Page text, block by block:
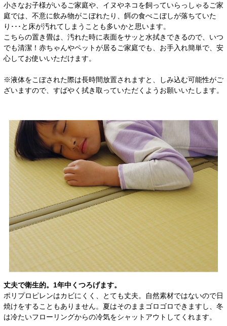
小さなお子様がいるご家庭や、イヌやネコを飼っていらっしゃるご家
庭では、不意に飲み物がこぼれたり、餌の食べこぼしが落ちていた
り･･･と床が汚れてしまうことも多いかと思います。
こちらの置き畳は、汚れた時に表面をサッと水拭きできるので、いつ
でも清潔！赤ちゃんやペットが居るご家庭でも、お手入れ簡単で、安
心してお使いいただけます。
※液体をこぼされた際は長時間放置されますと、しみ込む可能性がご
ざいますので、すばやく拭き取っていただくようお願いいたします。
丈夫で衛生的。1年中くつろげます。
ポリプロピレンはカビにくく、とても丈夫。自然素材ではないので日
焼けをすることもありません。夏はそのままゴロゴロできますし、冬
は冷たいフローリングからの冷気をシャットアウトしてくれます。